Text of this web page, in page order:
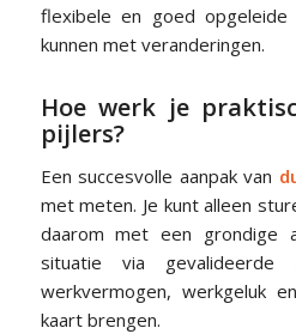
flexibele en goed
kunnen met veranderingen.
Hoe werk je
pijlers?
Een succesvolle aanpak van
met meten. Je kunt alleen
daarom met een grondige
situatie via gevalideerde
werkvermogen, werkgeluk
kaart brengen.